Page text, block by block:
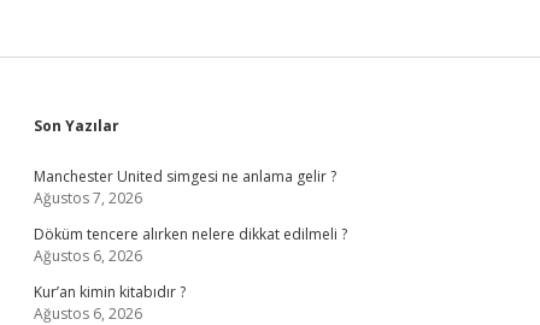
Sidebar
Son Yazılar
Manchester United simgesi ne anlama gelir ?
Ağustos 7, 2026
Döküm tencere alırken nelere dikkat edilmeli ?
Ağustos 6, 2026
Kur’an kimin kitabıdır ?
Ağustos 6, 2026